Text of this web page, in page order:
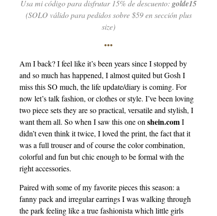
Usa mi código para disfrutar 15% de descuento: golde15
(SOLO válido para pedidos sobre $59 en sección plus
size)
•••
Am I back? I feel like it’s been years since I stopped by
and so much has happened, I almost quited but Gosh I
miss this SO much, the life update/diary is coming. For
now let’s talk fashion, or clothes or style. I’ve been loving
two piece sets they are so practical, versatile and stylish, I
want them all. So when I saw this one onshein.comI
didn’t even think it twice, I loved the print, the fact that it
was a full trouser and of course the color combination,
colorful and fun but chic enough to be formal with the
right accessories.
Paired with some of my favorite pieces this season: a
fanny pack and irregular earrings I was walking through
the park feeling like a true fashionista which little girls